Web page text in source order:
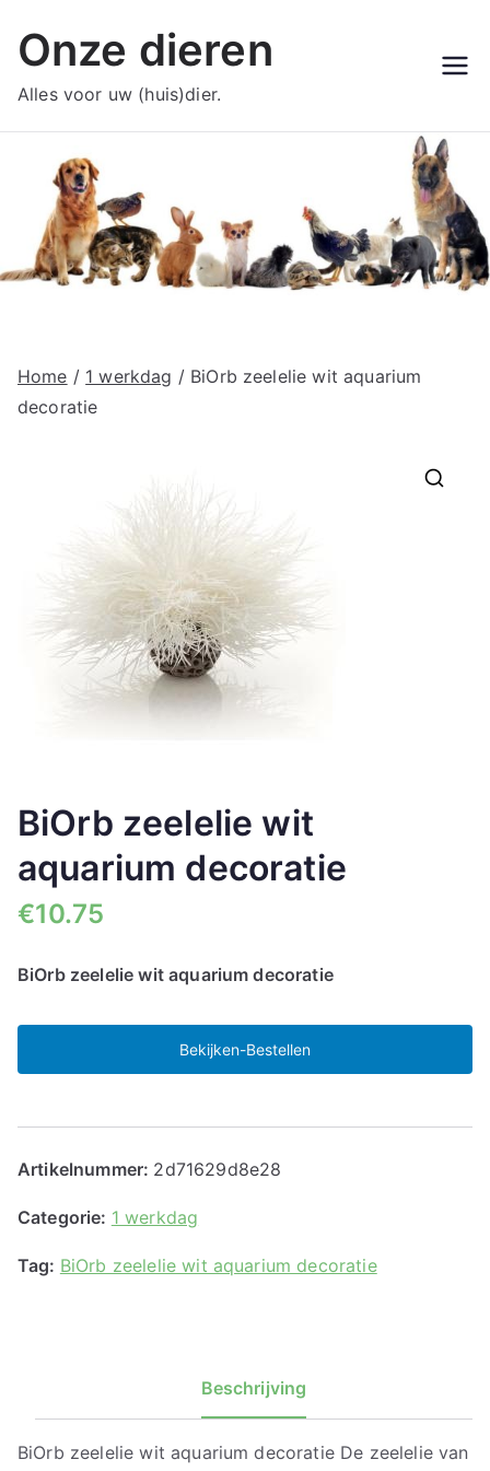
naar
inhoud
Onze dieren
Alles voor uw (huis)dier.
Home / 1 werkdag / BiOrb zeelelie wit aquarium
decoratie
BiOrb zeelelie wit
aquarium decoratie
€10.75
BiOrb zeelelie wit aquarium decoratie
Bekijken-Bestellen
Artikelnummer: 2d71629d8e28
Categorie: 1 werkdag
Tag: BiOrb zeelelie wit aquarium decoratie
Beschrijving
BiOrb zeelelie wit aquarium decoratie De zeelelie van